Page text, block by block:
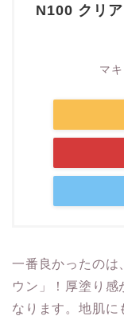
N100 クリ
マ
一番良かったのは
ウン」！厚塗り感
なります。地肌に